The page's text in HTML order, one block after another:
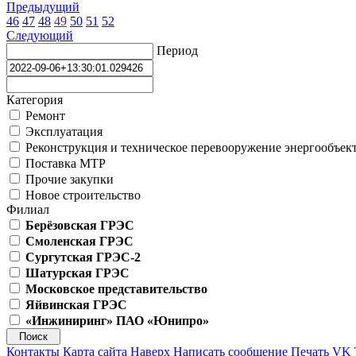
Предыдущий
46 47 48 49 50 51 52
Следующий
Период
Категория
Ремонт
Эксплуатация
Реконструкция и техническое перевооружение
Поставка МТР
Прочие закупки
Новое строительство
Филиал
Берёзовская ГРЭС
Смоленская ГРЭС
Сургутская ГРЭС-2
Шатурская ГРЭС
Московское представительство
Яйвинская ГРЭС
«Инжиниринг» ПАО «Юнипро»
Контакты Карта сайта Наверх Написать сообщение Печать VK